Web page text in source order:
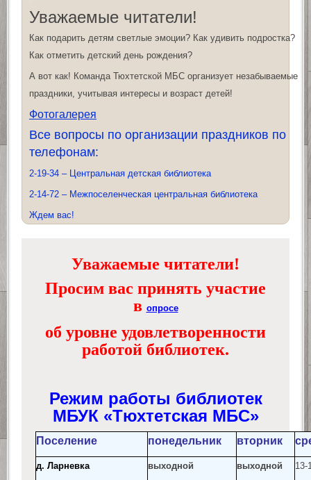
Уважаемые читатели!
Как подарить детям светлые эмоции? Как удивить подростка?
Как отметить детский день рождения?
А вот как! Команда Тюхтетской МБС организует незабываемые
праздники, учитывая интересы и возраст детей!
Фотогалерея
Все вопросы по организации праздников по
телефонам:
2-19-34 – Центральная детская библиотека
2-14-72 – Межпоселенческая центральная библиотека
Ждем вас!
Уважаемые читатели!
Просим вас принять участие
в опросе
об уровне удовлетворенности
работой библиотек.
Режим работы библиотек
МБУК «Тюхтетская МБС»
Поселение понедельник вторник
д. Ларневка выходной выходной 13-